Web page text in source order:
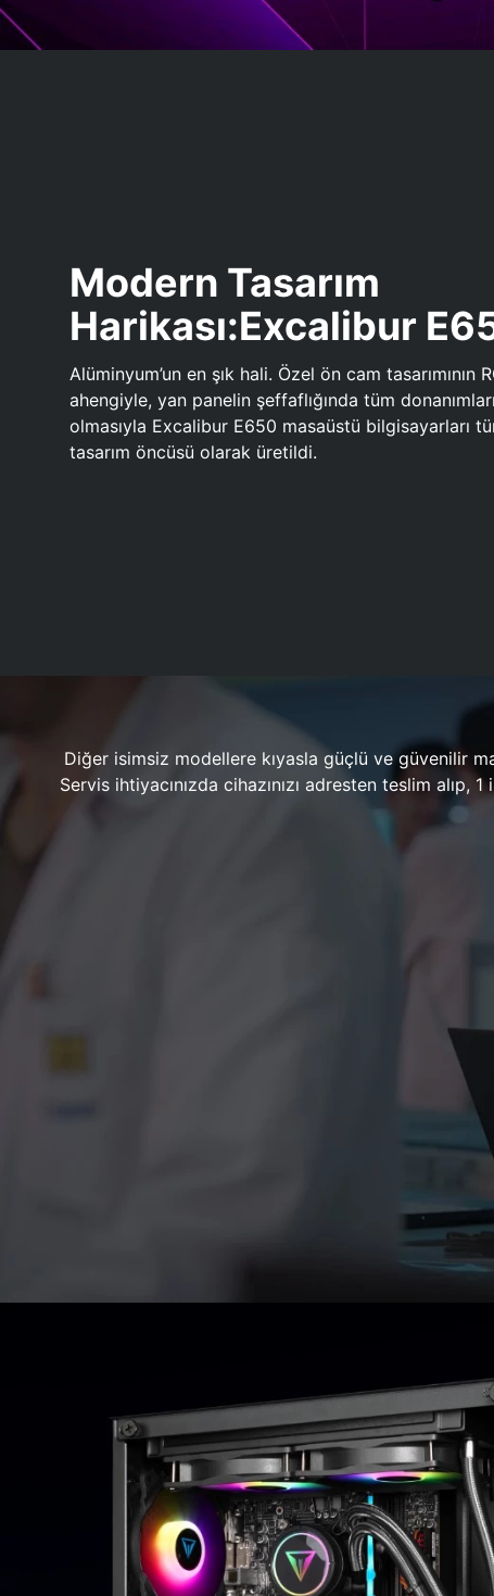
Modern Tasarım
Harikası:Excalibur
Alüminyum’un en şık hali. Özel ön cam tasarımının
ahengiyle, yan panelin şeffaflığında tüm
olmasıyla Excalibur E650 masaüstü bilgisayarları
tasarım öncüsü olarak üretildi.
Diğer isimsiz modellere kıyasla güçlü ve güvenilir
Servis ihtiyacınızda cihazınızı adresten teslim